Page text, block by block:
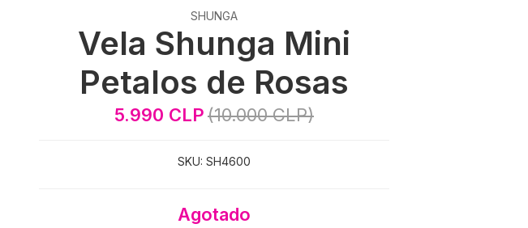
SHUNGA
Vela Shunga Mini
Petalos de Rosas
5.990 CLP(10.000 CLP)
SKU: SH4600
Agotado